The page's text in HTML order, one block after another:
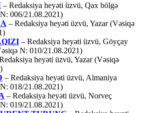
– Redaksiya heyəti üzvü, Qax bölgə
006/21.08.2021)
– Redaksiya heyəti üzvü, Yazar (Vəsiqə
– Redaksiya heyəti üzvü, Göyçay
N: 010/21.08.2021)
heyəti üzvü, Yazar (Vəsiqə
– Redaksiya heyəti üzvü, Almaniya
018/21.08.2021)
– Redaksiya heyəti üzvü, Norveç
019/21.08.2021)